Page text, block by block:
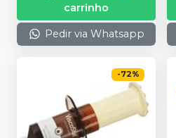
carrinho
Pedir via Whatsapp
-72%